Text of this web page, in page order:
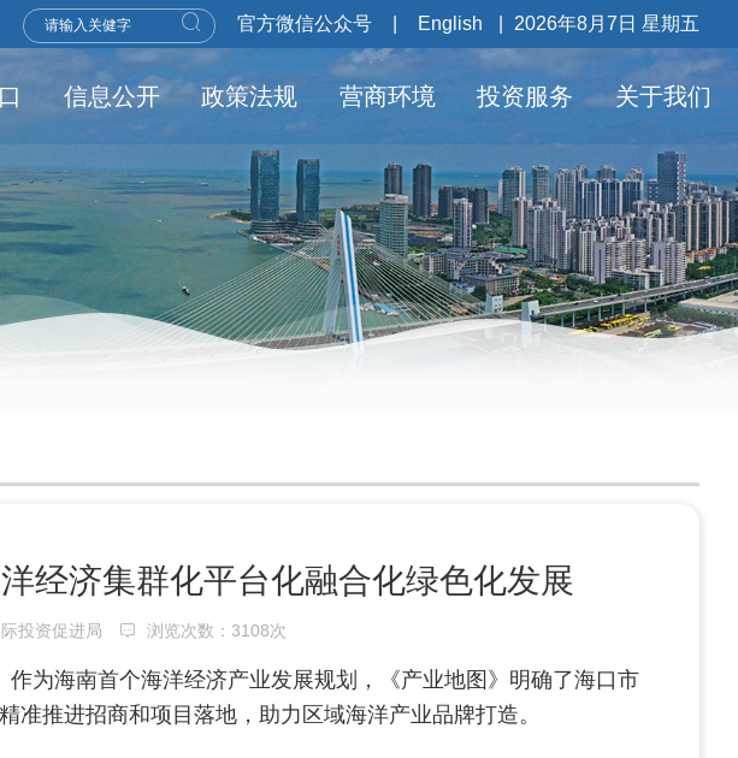
官方微信公众号 English 2026年8月7日 星期五
信息公开 政策法规 营商环境 投资服务 关于我们
经济集群化平台化融合化绿色化发展
投资促进局 浏览次数： 3108次
为海南首个海洋经济产业发展规划，《产业地图》明确了海口市
推进招商和项目落地，助力区域海洋产业品牌打造。